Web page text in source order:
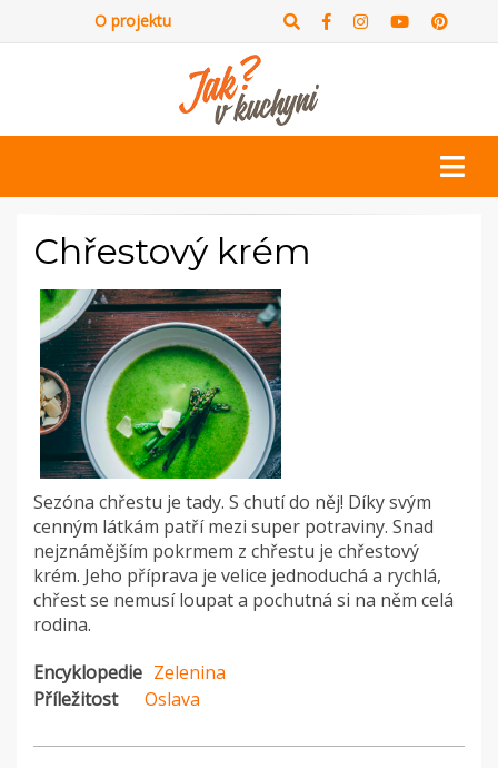
O projektu
Chřestový krém
Sezóna chřestu je tady. S chutí do něj! Díky svým
cenným látkám patří mezi super potraviny. Snad
nejznámějším pokrmem z chřestu je chřestový
krém. Jeho příprava je velice jednoduchá a rychlá,
chřest se nemusí loupat a pochutná si na něm celá
rodina.
Encyklopedie Zelenina
Příležitost
Oslava